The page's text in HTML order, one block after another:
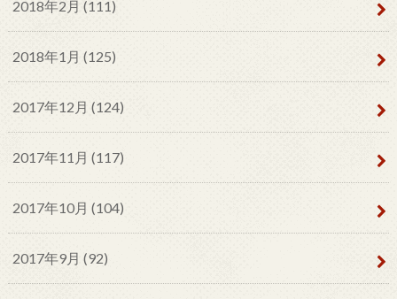
2018年2月 (111)
2018年1月 (125)
2017年12月 (124)
2017年11月 (117)
2017年10月 (104)
2017年9月 (92)